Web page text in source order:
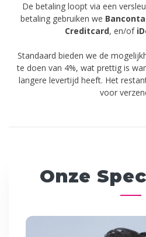
De betaling loopt via een
betaling gebruiken we
Creditcard, en/of
Standaard bieden we de
te doen van 4%, wat prettig is
langere levertijd heeft. Het
voor
Onze